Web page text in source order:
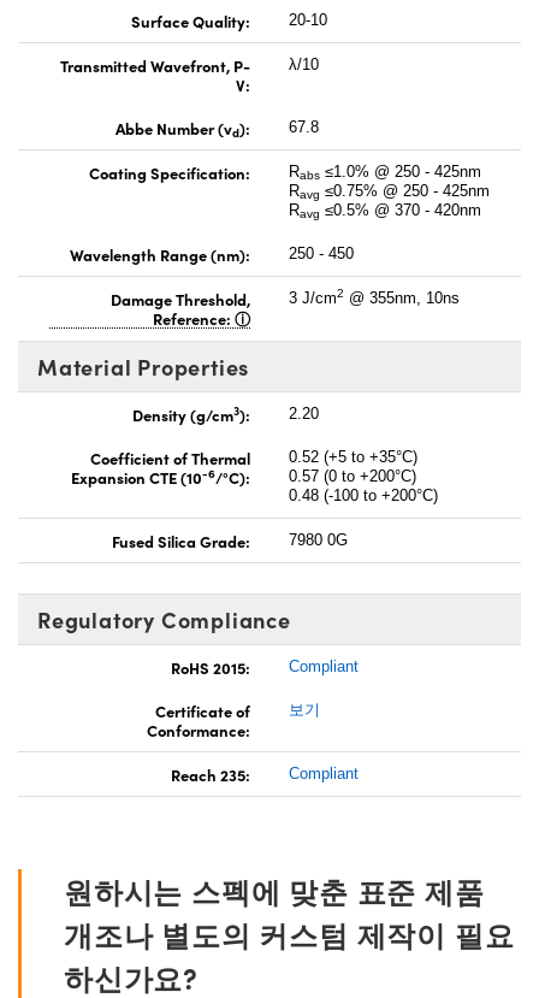
Surface Quality: 20-10
Transmitted Wavefront, P-
V:
λ/10
Abbe Number (vd): 67.8
Coating Specification: Rabs ≤1.0% @ 250 - 425nm
Ravg ≤0.75% @ 250 - 425nm
Ravg ≤0.5% @ 370 - 420nm
Wavelength Range (nm): 250 - 450
Damage Threshold,
Reference:
3 J/cm2 @ 355nm, 10ns
Material Properties
Density (g/cm3): 2.20
Coefficient of Thermal
Expansion CTE (10-6/°C):
0.52 (+5 to +35°C)
0.57 (0 to +200°C)
0.48 (-100 to +200°C)
Fused Silica Grade: 7980 0G
Regulatory Compliance
RoHS 2015: Compliant
Certificate of
Conformance:
보기
Reach 235: Compliant
원하시는 스펙에 맞춘 표준 제품
개조나 별도의 커스텀 제작이 필요
하신가요?